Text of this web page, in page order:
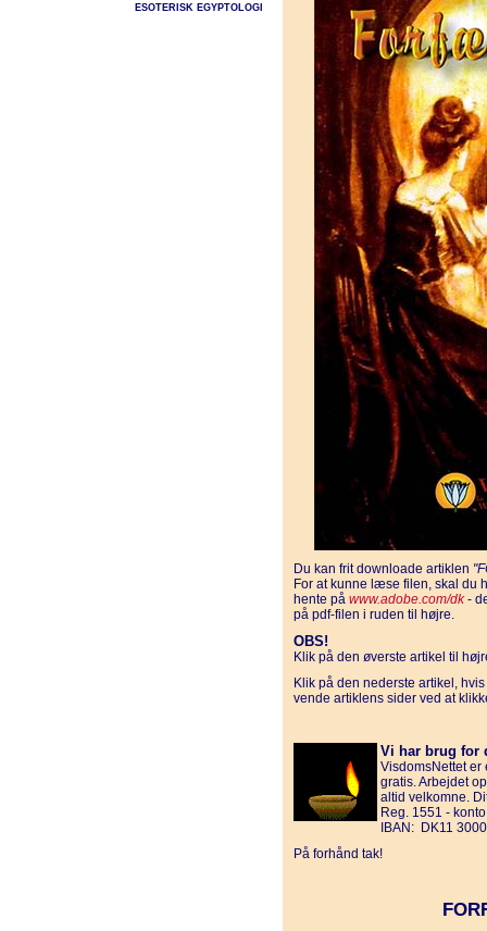
ESOTERISK EGYPTOLOGI
Du kan frit downloade artiklen
For at kunne læse filen, skal du
hente på www.adobe.com/dk-
på pdf-filen i ruden til højre.
OBS!
Klik på den øverste artikel til
Klik på den nederste artikel,
vende artiklens sider ved at
Vi har brug for
VisdomsNettet er
gratis. Arbejdet
altid velkomne.
Reg. 1551 -
IBAN: DK11
På forhånd tak!